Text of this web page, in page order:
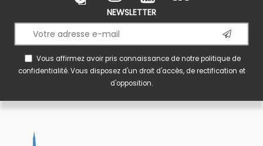
NEWSLETTER
Vous affirmez avoir pris connaissance de notrepolitique de
confidentialité. Vous disposez d'un droit d'accès, de rectification et
d'opposition.